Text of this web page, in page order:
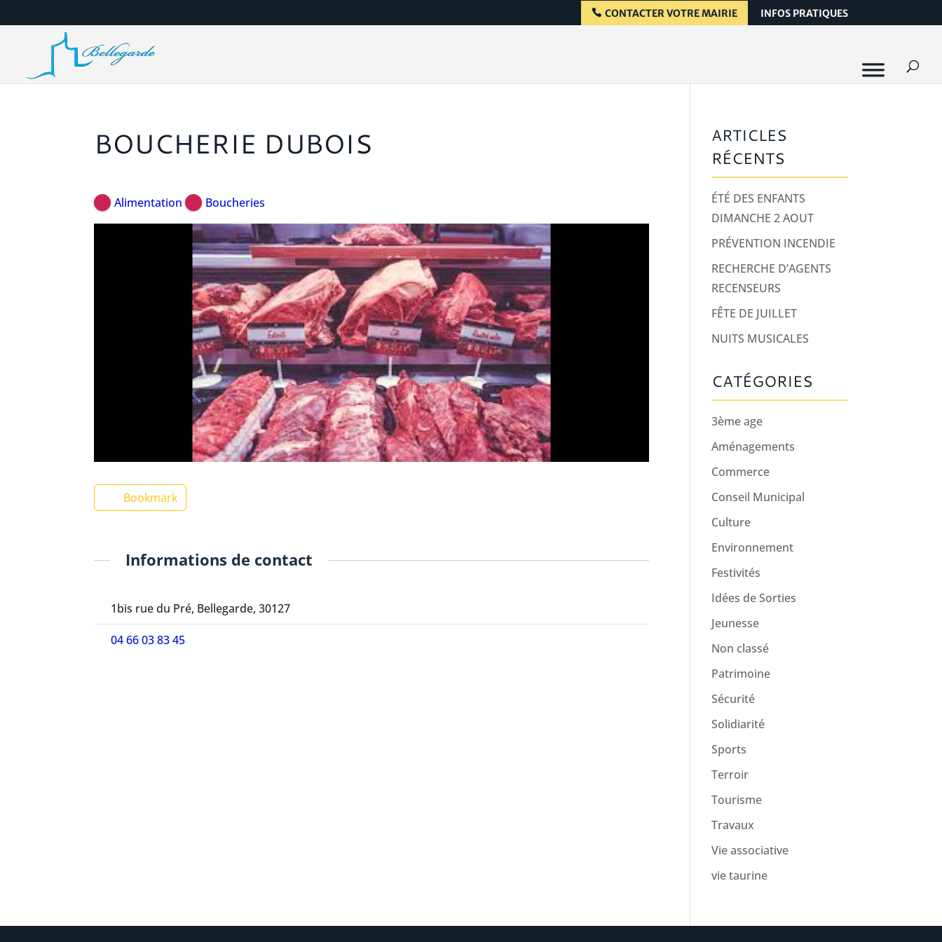
CONTACTER VOTRE MAIRIE INFOS PRATIQUES
BOUCHERIE DUBOIS
Alimentation Boucheries
Bookmark
Informations de contact
1bis rue du Pré, Bellegarde, 30127
04 66 03 83 45
ARTICLES
RÉCENTS
ÉTÉ DES ENFANTS
DIMANCHE 2 AOUT
PRÉVENTION INCENDIE
RECHERCHE D’AGENTS
RECENSEURS
FÊTE DE JUILLET
NUITS MUSICALES
CATÉGORIES
3ème age
Aménagements
Commerce
Conseil Municipal
Culture
Environnement
Festivités
Idées de Sorties
Jeunesse
Non classé
Patrimoine
Sécurité
Solidiarité
Sports
Terroir
Tourisme
Travaux
Vie associative
vie taurine